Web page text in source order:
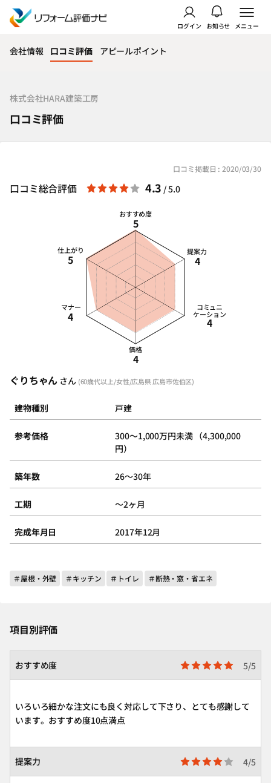
ログイン お知らせ メニュー
会社情報 口コミ評価 アピールポイント
株式会社HARA建築工房
口コミ評価
口コミ掲載日 : 2020/03/30
ぐりちゃん さん (60歳代以上/女性/広島県 広島市佐伯区)
建物種別 戸建
参考価格
300～1,000万円未満 （4,300,000
円）
築年数 26～30年
工期 ～2ヶ月
完成年月日 2017年12月
＃屋根・外壁 ＃キッチン ＃トイレ ＃断熱・窓・省エネ
口コミ総合評価 4.3 / 5.0
おすすめ度
5
提案力
4
コミュニ
ケーション
4
価格
4
マナー
4
仕上がり
5
項目別評価
おすすめ度 5/5
いろいろ細かな注文にも良く対応して下さり、とても感謝して
います。おすすめ度10点満点
提案力 4/5